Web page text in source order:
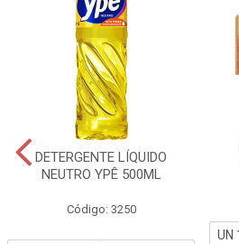
DETERGENTE LÍQUIDO
NEUTRO YPÊ 500ML
Código: 3250